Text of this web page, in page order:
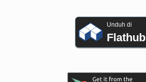
Unduh di
Flathub